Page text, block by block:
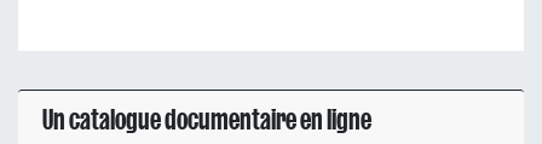
Un catalogue documentaire en ligne